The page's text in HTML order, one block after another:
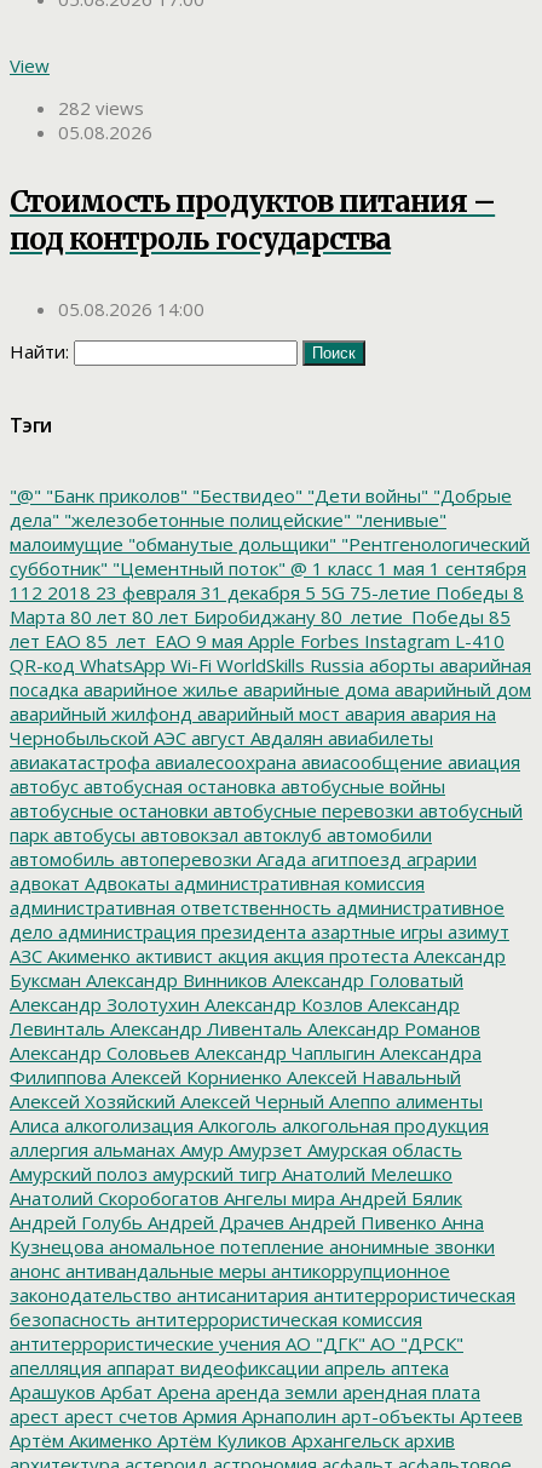
View
282 views
05.08.2026
Стоимость продуктов питания –
под контроль государства
05.08.2026 14:00
Найти:
Тэги
"@" "Банк приколов" "Бествидео" "Дети войны" "Добрые
дела" "железобетонные полицейские" "ленивые"
малоимущие "обманутые дольщики" "Рентгенологический
субботник" "Цементный поток" @ 1 класс 1 мая 1 сентября
112 2018 23 февраля 31 декабря 5 5G 75-летие Победы 8
Марта 80 лет 80 лет Биробиджану 80_летие_Победы 85
лет ЕАО 85_лет_ЕАО 9 мая Apple Forbes Instagram L-410
QR-код WhatsApp Wi-Fi WorldSkills Russia аборты аварийная
посадка аварийное жилье аварийные дома аварийный дом
аварийный жилфонд аварийный мост авария авария на
Чернобыльской АЭС август Авдалян авиабилеты
авиакатастрофа авиалесоохрана авиасообщение авиация
автобус автобусная остановка автобусные войны
автобусные остановки автобусные перевозки автобусный
парк автобусы автовокзал автоклуб автомобили
автомобиль автоперевозки Агада агитпоезд аграрии
адвокат Адвокаты административная комиссия
административная ответственность административное
дело администрация президента азартные игры азимут
АЗС Акименко активист акция акция протеста Александр
Буксман Александр Винников Александр Головатый
Александр Золотухин Александр Козлов Александр
Левинталь Александр Ливенталь Александр Романов
Александр Соловьев Александр Чаплыгин Александра
Филиппова Алексей Корниенко Алексей Навальный
Алексей Хозяйский Алексей Черный Алеппо алименты
Алиса алкоголизация Алкоголь алкогольная продукция
аллергия альманах Амур Амурзет Амурская область
Амурский полоз амурский тигр Анатолий Мелешко
Анатолий Скоробогатов Ангелы мира Андрей Бялик
Андрей Голубь Андрей Драчев Андрей Пивенко Анна
Кузнецова аномальное потепление анонимные звонки
анонс антивандальные меры антикоррупционное
законодательство антисанитария антитеррористическая
безопасность антитеррористическая комиссия
антитеррористические учения АО "ДГК" АО "ДРСК"
апелляция аппарат видеофиксации апрель аптека
Арашуков Арбат Арена аренда земли арендная плата
арест арест счетов Армия Арнаполин арт-объекты Артеев
Артём Акименко Артём Куликов Архангельск архив